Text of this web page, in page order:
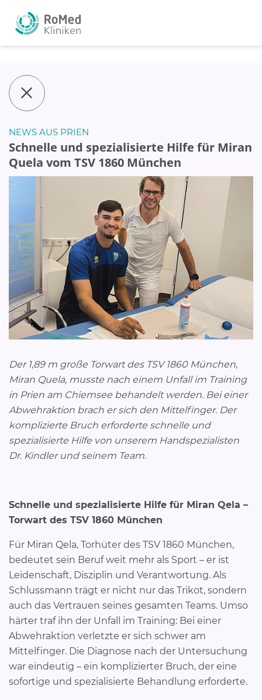
NEWS AUS PRIEN
Schnelle und spezialisierte Hilfe für Miran
Quela vom TSV 1860 München
Der 1,89 m große Torwart des TSV 1860 München,
Miran Quela, musste nach einem Unfall im Training
in Prien am Chiemsee behandelt werden. Bei einer
Abwehraktion brach er sich den Mittelfinger. Der
komplizierte Bruch erforderte schnelle und
spezialisierte Hilfe von unserem Handspezialisten
Dr. Kindler und seinem Team.
Schnelle und spezialisierte Hilfe für Miran Qela –
Torwart des TSV 1860 München
Für Miran Qela, Torhüter des TSV 1860 München,
bedeutet sein Beruf weit mehr als Sport – er ist
Leidenschaft, Disziplin und Verantwortung. Als
Schlussmann trägt er nicht nur das Trikot, sondern
auch das Vertrauen seines gesamten Teams. Umso
härter traf ihn der Unfall im Training: Bei einer
Abwehraktion verletzte er sich schwer am
Mittelfinger. Die Diagnose nach der Untersuchung
war eindeutig – ein komplizierter Bruch, der eine
sofortige und spezialisierte Behandlung erforderte.